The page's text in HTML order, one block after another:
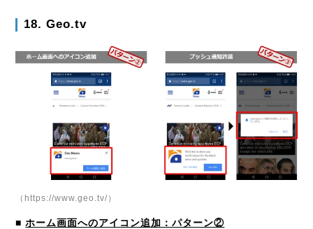
18. Geo.tv
（https://www.geo.tv/）
■ ホーム画面へのアイコン追加：パターン②